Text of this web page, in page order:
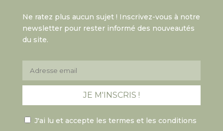
Ne ratez plus aucun sujet ! Inscrivez-vous à notre
newsletter pour rester informé des nouveautés
du site.
J'ai lu et accepte les termes et les conditions